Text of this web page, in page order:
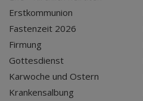
Erstkommunion
Fastenzeit 2026
Firmung
Gottesdienst
Karwoche und Ostern
Krankensalbung